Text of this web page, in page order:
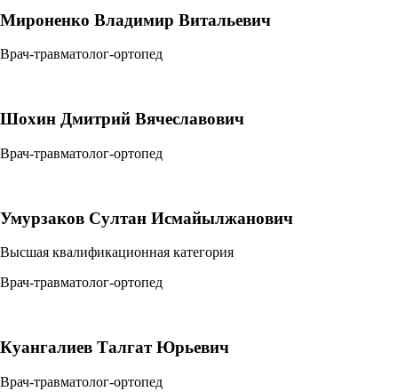
Мироненко Владимир Витальевич
Врач-травматолог-ортопед
Шохин Дмитрий Вячеславович
Врач-травматолог-ортопед
Умурзаков Султан Исмайылжанович
Высшая квалификационная категория
Врач-травматолог-ортопед
Куангалиев Талгат Юрьевич
Врач-травматолог-ортопед